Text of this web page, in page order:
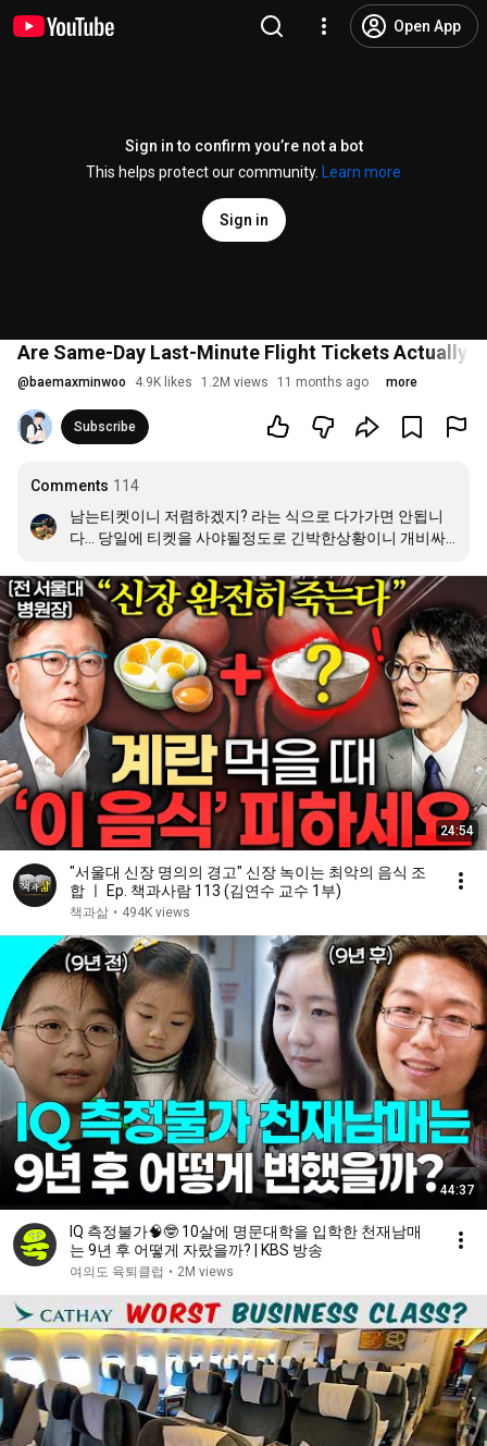
Open App
Sign in to confirm you’re not a bot
This helps protect our community.
Learn more
Sign in
Are Same-Day Last-Minute Flight Tickets Actually
@ baemaxminwoo 4.9K likes 1.2M views 11 months ago more
Subscribe
Comments 114
남는티켓이니 저렴하겠지? 라는 식으로 다가가면 안됩니
다... 당일에 티켓을 사야될정도로 긴박한상황이니 개비싸
24:54
"서울대 신장 명의의 경고" 신장 녹이는 최악의 음식 조
합 ㅣ Ep. 책과사람 113 (김연수 교수 1부)
책과삶 • 494K views
44:37
IQ 측정불가🧠🤓 10살에 명문대학을 입학한 천재남매
는 9년 후 어떻게 자랐을까? | KBS 방송
여의도 육퇴클럽 • 2M views